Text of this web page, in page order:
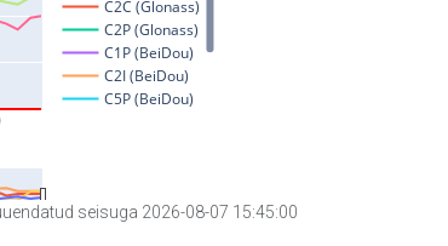
seisuga 2026-08-07 15:45:00